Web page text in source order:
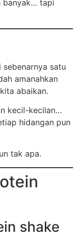
banyak… tapi
satu
amanahkan
abaikan.
kecil-kecilan…
hidangan pun
tak apa.
shake